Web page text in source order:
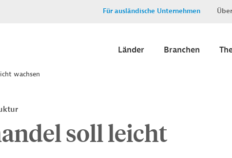
Für ausländische Unternehmen
Länder Branchen
wachsen
soll leicht